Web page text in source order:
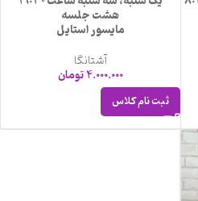
هشت جلسه
مایسور استایل
آشتانگا
4.000.000تومان
ثبت نام کلاس